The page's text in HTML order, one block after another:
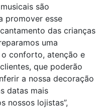
são
promover esse
das crianças
uma
conforto, atenção e
que poderão
a nossa decoração
datas mais
nossos lojistas”,